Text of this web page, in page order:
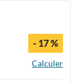
- 17 %
Calculer